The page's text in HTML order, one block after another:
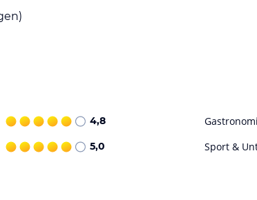
täglich zur Verfügung.
mit einer Vielzahl an
von Gästen ohne Aufpreis
lies vor der Buchung die
4,8
5,0 Sport &